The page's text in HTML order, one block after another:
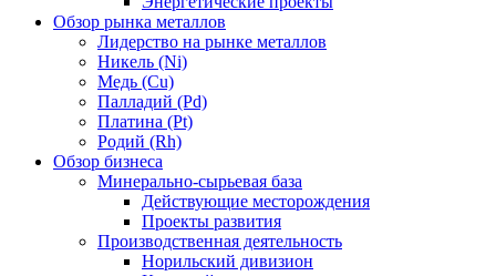
Обзор рынка металлов
Лидерство на рынке металлов
Никель (Ni)
Медь (Cu)
Палладий (Pd)
Платина (Pt)
Родий (Rh)
Обзор бизнеса
Минерально-сырьевая база
Действующие месторождения
Проекты развития
Производственная деятельность
Норильский дивизион